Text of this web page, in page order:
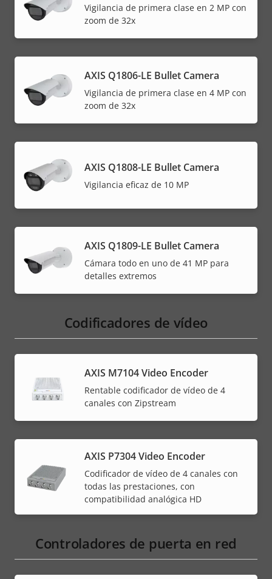
Vigilancia de primera clase en 2 MP con
zoom de 32x
AXIS Q1806-LE Bullet Camera
Vigilancia de primera clase en 4 MP con
zoom de 32x
AXIS Q1808-LE Bullet Camera
Vigilancia eficaz de 10 MP
AXIS Q1809-LE Bullet Camera
Cámara todo en uno de 41 MP para
detalles extremos
Codificadores de vídeo
AXIS M7104 Video Encoder
Rentable codificador de vídeo de 4
canales con Zipstream
AXIS P7304 Video Encoder
Codificador de vídeo de 4 canales con
todas las prestaciones, con
compatibilidad analógica HD
Controladores de puerta en red